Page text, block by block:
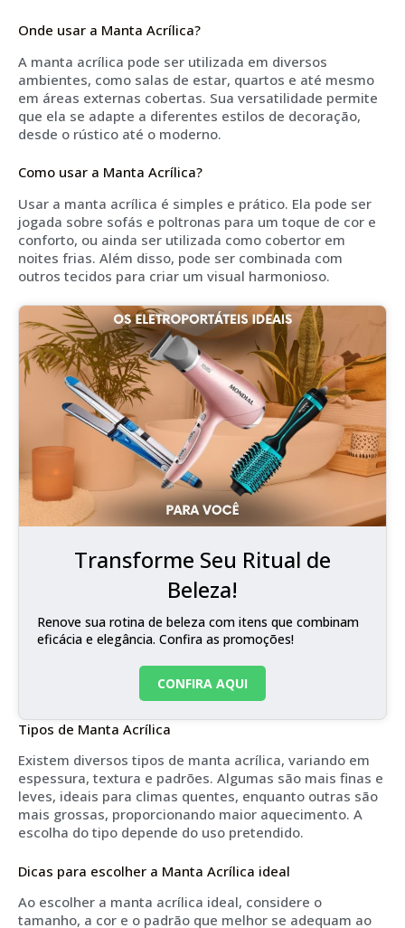
Onde usar a Manta Acrílica?
A manta acrílica pode ser utilizada em diversos
ambientes, como salas de estar, quartos e até mesmo
em áreas externas cobertas. Sua versatilidade permite
que ela se adapte a diferentes estilos de decoração,
desde o rústico até o moderno.
Como usar a Manta Acrílica?
Usar a manta acrílica é simples e prático. Ela pode ser
jogada sobre sofás e poltronas para um toque de cor e
conforto, ou ainda ser utilizada como cobertor em
noites frias. Além disso, pode ser combinada com
outros tecidos para criar um visual harmonioso.
Transforme Seu Ritual de
Beleza!
Renove sua rotina de beleza com itens que combinam
eficácia e elegância. Confira as promoções!
CONFIRA AQUI
Tipos de Manta Acrílica
Existem diversos tipos de manta acrílica, variando em
espessura, textura e padrões. Algumas são mais finas e
leves, ideais para climas quentes, enquanto outras são
mais grossas, proporcionando maior aquecimento. A
escolha do tipo depende do uso pretendido.
Dicas para escolher a Manta Acrílica ideal
Ao escolher a manta acrílica ideal, considere o
tamanho, a cor e o padrão que melhor se adequam ao